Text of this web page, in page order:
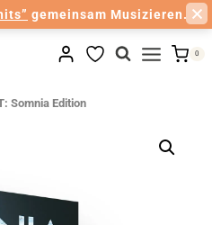
0
Somnia Edition
gemeinsam Musizieren.